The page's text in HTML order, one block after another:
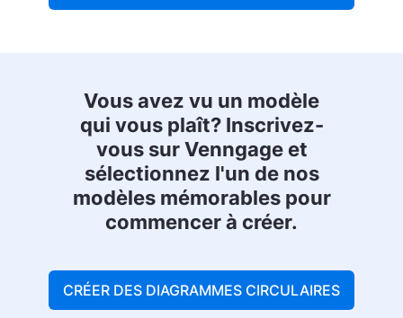
Vous avez vu un modèle
qui vous plaît? Inscrivez-
vous sur Venngage et
sélectionnez l'un de nos
modèles mémorables pour
commencer à créer.
CRÉER DES DIAGRAMMES CIRCULAIRES